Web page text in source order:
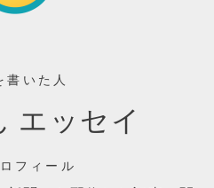
書いた人
エッセイ
フィール